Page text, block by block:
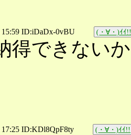
15:59 ID:iDaDx-0vBU (・∀・)ｲｲ!!
得できない
17:25 ID:KDl8QpF8ty (・∀・)ｲｲ!!